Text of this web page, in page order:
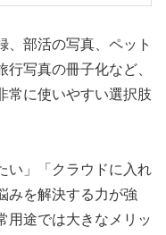
、部活の写真、ペット
写真の冊子化など、
常に使いやすい選択肢
い」「クラウドに入れ
みを解決する力が強
用途では大きなメリッ